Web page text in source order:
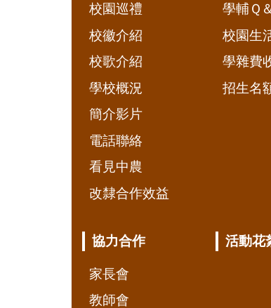
校園巡禮
校徽介紹
校歌介紹
學校概況
簡介影片
電話聯絡
看見中農
改隸合作效益
學輔Ｑ
校園生
學雜費
招生名
協力合作
家長會
教師會
活動花